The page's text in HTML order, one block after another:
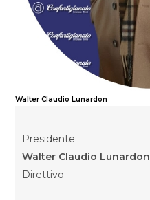
Walter Claudio Lunardon
Presidente
Walter Claudio Lunardon
Direttivo